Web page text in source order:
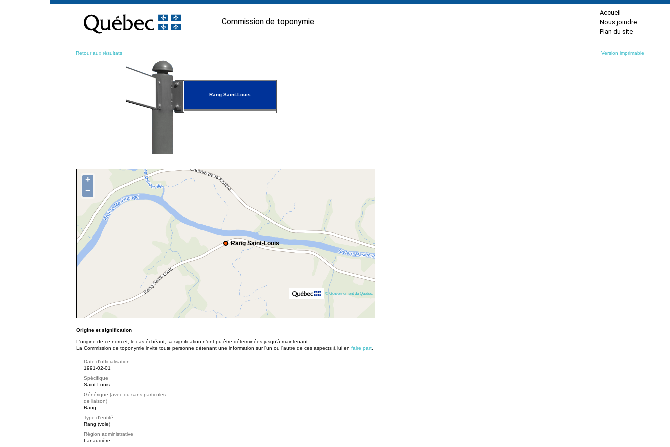
contenu
Commission de toponymie
Accueil
Nous joindre
Plan du site
Retour aux résultats Version imprimable
Rang Saint-Louis
Rang Saint-Louis
+
−
© Gouvernement du Québec
Origine et signification
L'origine de ce nom et, le cas échéant, sa signification n’ont pu être déterminées jusqu’à maintenant.
La Commission de toponymie invite toute personne détenant une information sur l'un ou l'autre de ces aspects à lui en faire part
Date d'officialisation
1991-02-01
Spécifique
Saint-Louis
Générique (avec ou sans particules
de liaison)
Rang
Type d'entité
Rang (voie)
Région administrative
Lanaudière